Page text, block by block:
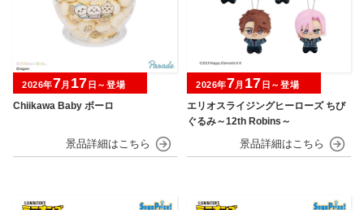
Chiikawa Baby ボーロ
2026年7月 17 日～登場
エリオスライジングヒーローズ ちび
ぐるみ～12th Robins～
2026年7月 17 日～登場